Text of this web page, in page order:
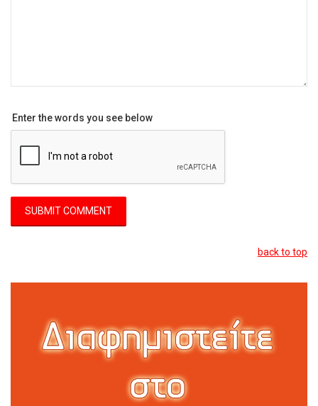
Enter the words you see below
back to top